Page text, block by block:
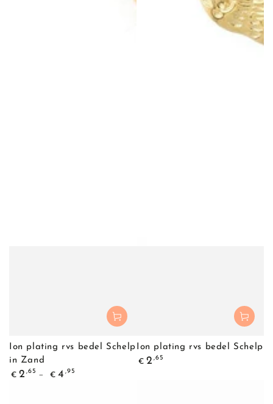
Ion plating rvs bedel Schelp
in Zand
Normale
€ 2 ,65
€ 4 ,95
Ion plating rvs bedel Schelp
Normale
€ 2 ,65